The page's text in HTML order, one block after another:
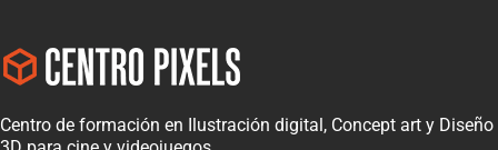
Centro de formación en Ilustración digital, Concept art y Diseño